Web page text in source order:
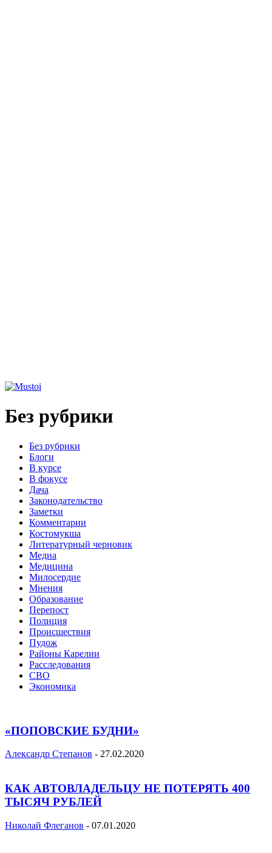
Без рубрики
Без рубрики
Блоги
В курсе
В фокусе
Дача
Законодательство
Заметки
Комментарии
Костомукша
Литературный черновик
Медиа
Медицина
Милосердие
Мнения
Образование
Перепост
Полиция
Происшествия
Пудож
Районы Карелии
Расследования
СВО
Экономика
«ПОПОВСКИЕ БУДНИ»
Александр Степанов - 27.02.2020
КАК АВТОВЛАДЕЛЬЦУ НЕ ПОТЕРЯТЬ 400
ТЫСЯЧ РУБЛЕЙ
Николай Флеганов - 07.01.2020